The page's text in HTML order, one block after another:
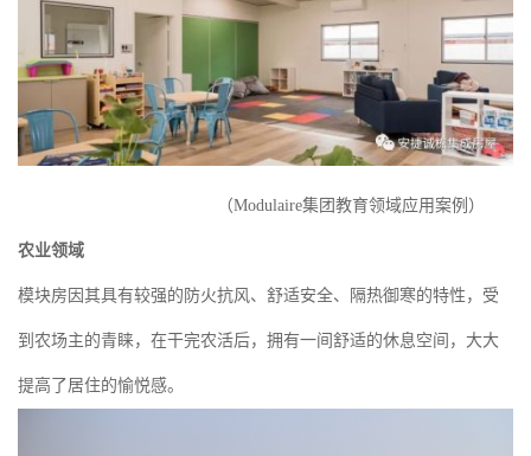
（Modulaire集团教育领域应用案例）
农业领域
模块房因其具有较强的防火抗风、舒适安全、隔热御寒的特性，受
到农场主的青睐，在干完农活后，拥有一间舒适的休息空间，大大
提高了居住的愉悦感。